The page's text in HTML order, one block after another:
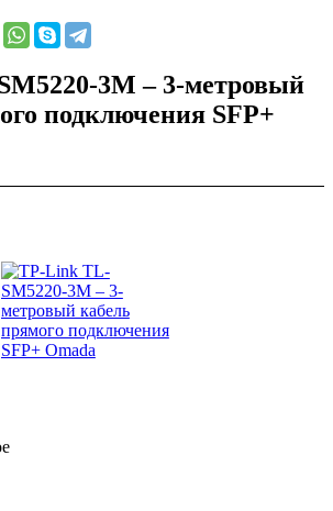
3M – 3-метровый
подключения SFP+